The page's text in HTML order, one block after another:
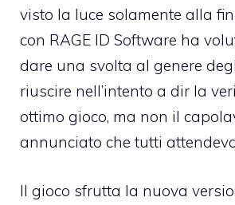
visto la luce solamente alla
con RAGE ID Software ha
dare una svolta al genere
riuscire nell’intento a dir la
ottimo gioco, ma non il
annunciato che tutti
Il gioco sfrutta la nuova